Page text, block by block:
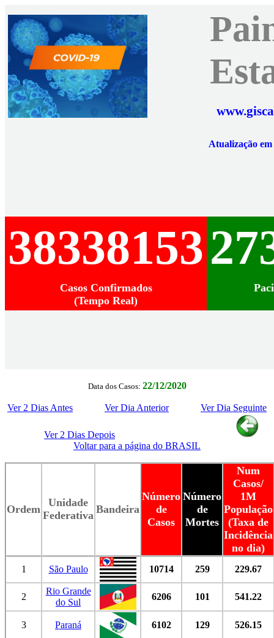
Atualização
38338153
Casos Confirmados
(Tempo Real)
Data dos Casos: 22/12/2020
Ver 2 Dias Antes Ver Dia Anterior Ver Dia Seguinte
Ver 2 Dias Depois
Voltar para a página do BRASIL
Ordem
Unidade
Federativa Bandeira
Número
de
Casos
Número
de
Mortes
Num
Casos/
1M
População
(Taxa de
Incidência
no dia)
1 São Paulo 10714 259 229.67
2
Rio Grande
do Sul
6206 101 541.22
3 Paraná 6102 129 526.15